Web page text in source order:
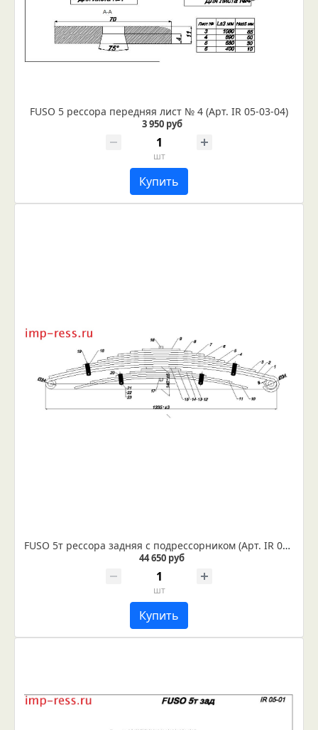
FUSO 5 рессора передняя лист № 4 (Арт. IR 05-03-04)
3 950 руб
шт
Купить
FUSO 5т рессора задняя с подрессорником (Арт. IR 05-01)
44 650 руб
шт
Купить